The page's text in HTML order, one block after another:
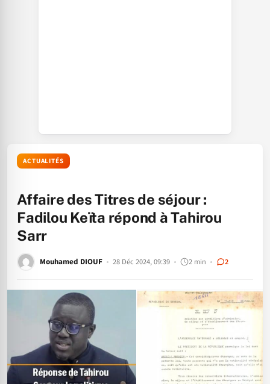
ACTUALITÉS
Affaire des Titres de séjour :
Fadilou Keïta répond à Tahirou
Sarr
Mouhamed DIOUF 28 Déc 2024, 09:39 2 min 2